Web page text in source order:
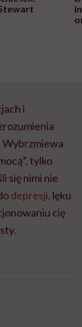
i
Wybrzmiewa
tylko
się nimi nie
depresji, lęku
cię